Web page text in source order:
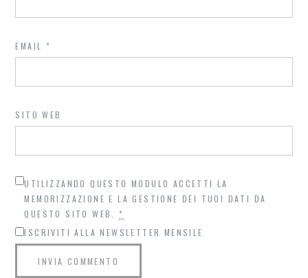
EMAIL *
SITO WEB
UTILIZZANDO QUESTO MODULO ACCETTI LA
MEMORIZZAZIONE E LA GESTIONE DEI TUOI DATI DA
QUESTO SITO WEB.*
ISCRIVITI ALLA NEWSLETTER MENSILE